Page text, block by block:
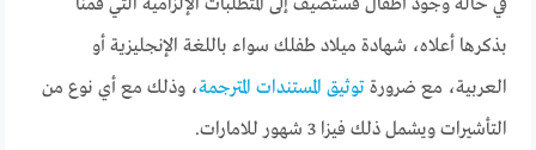
في حالة وجود أطفال فستضيف إلى المتطلبات الإلزامية التي قمنا
بذكرها أعلاه، شهادة ميلاد طفلك سواء باللغة الإنجليزية أو
العربية، مع ضرورةتوثيق المستندات المترجمة، وذلك مع أي نوع من
التأشيرات ويشمل ذلك فيزا 3 شهور للامارات.